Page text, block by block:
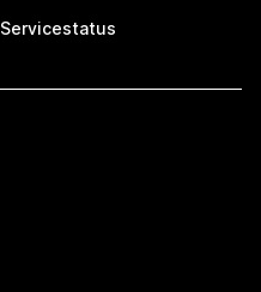
Servicestatus